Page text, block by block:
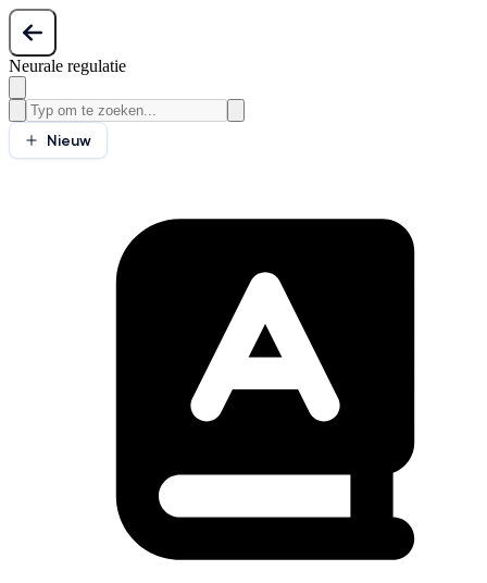
Neurale regulatie
Nieuw